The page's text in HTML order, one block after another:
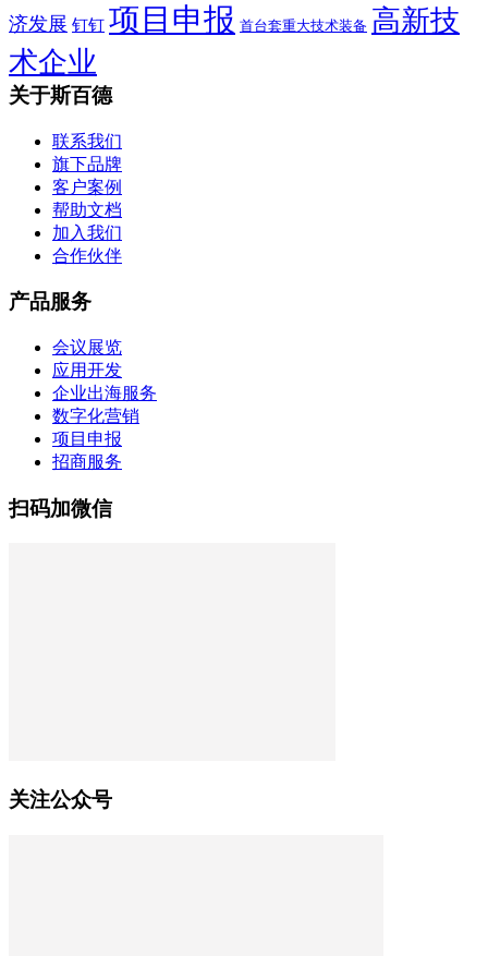
济发展 钉钉 项目申报 首台套重大技术装备 高新技
术企业
关于斯百德
联系我们
旗下品牌
客户案例
帮助文档
加入我们
合作伙伴
产品服务
会议展览
应用开发
企业出海服务
数字化营销
项目申报
招商服务
扫码加微信
关注公众号